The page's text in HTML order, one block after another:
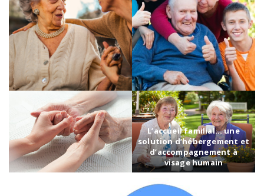
L’accueil familial… une
solution d’hébergement et
d’accompagnement à
visage humain